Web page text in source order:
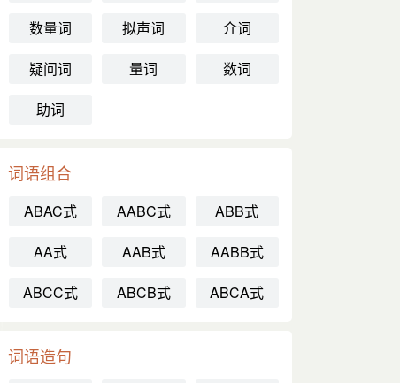
数量词
拟声词
介词
疑问词
量词
数词
助词
词语组合
ABAC式 AABC式
ABB式
AA式
AAB式
AABB式
ABCC式
ABCB式 ABCA式
词语造句